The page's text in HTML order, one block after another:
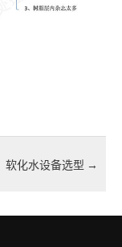
软化水设备选型 →